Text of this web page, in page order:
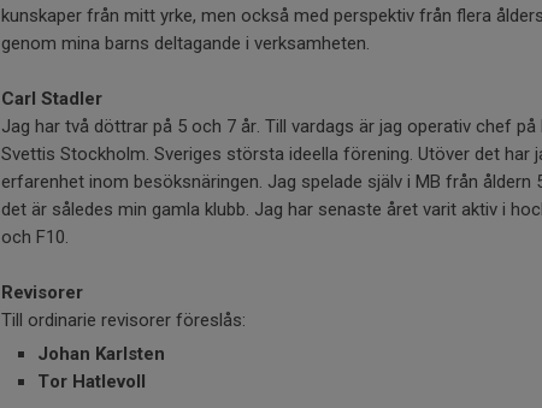
kunskaper från mitt yrke, men också med perspektiv från flera
genom mina barns deltagande i verksamheten.
Carl Stadler
Jag har två döttrar på 5 och 7 år. Till vardags är jag operativ chef på
Svettis Stockholm. Sveriges största ideella förening. Utöver det har
erfarenhet inom besöksnäringen. Jag spelade själv i MB från åldern
det är således min gamla klubb. Jag har senaste året varit aktiv i
och F10.
Revisorer
Till ordinarie revisorer föreslås:
Johan Karlsten
Tor Hatlevoll